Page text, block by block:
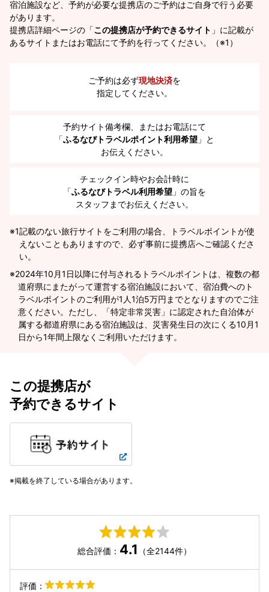
宿泊施設など、予約が必要な提携店のご予約はご自身で行う必要
があります。
提携店詳細ページの「この提携店が予約できるサイト 」に記載が
あるサイトまたはお電話にて予約を行ってください。（※1）
ご予約は必ず現地決済を
指定してください。
予約サイト備考欄、またはお電話にて
「ふるなびトラベルポイント利用希望 」と
お伝えください。
チェックイン時やお会計時に
「ふるなびトラベル利用希望 」の旨を
スタッフまでお伝えください。
※1記載のない旅行サイトをご利用の場合、トラベルポイントが使
えないこともありますので、必ず事前に提携店へご確認くださ
い。
2024年10月1日以降に付与されるトラベルポイントは、複数の都
道府県にまたがって運営する宿泊施設において、宿泊費へのト
ラベルポイントのご利用が1人1泊5万円までとなりますのでご注
意ください。ただし、「特定非常災害」に認定された自治体が
属する都道府県にある宿泊施設は、災害発生日の次にくる10月1
日から1年間上限なくご利用いただけます。
この提携店が
予約できるサイト
掲載を終了している場合があります。
総合評価： 4.1 （全2144件）
評価：